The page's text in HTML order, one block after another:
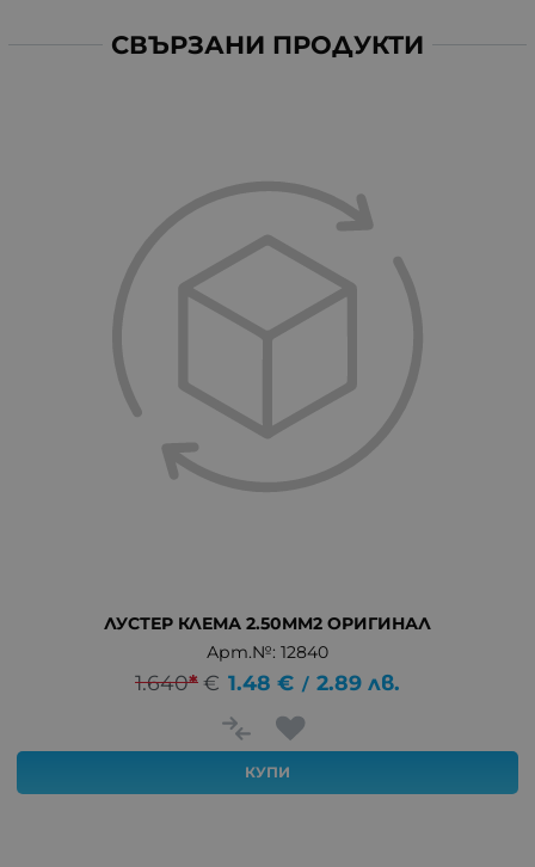
СВЪРЗАНИ ПРОДУКТИ
ЛУСТЕР КЛЕМА 2.50MM2 ОРИГИНАЛ
Арт.№: 12840
1.640*€ 1.48 € / 2.89 лв.
КУПИ